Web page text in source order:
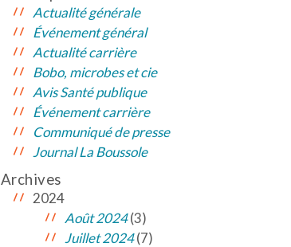
Actualité générale
Événement général
Actualité carrière
Bobo, microbes et cie
Avis Santé publique
Événement carrière
Communiqué de presse
Journal La Boussole
Archives
2024
Août 2024(3)
Juillet 2024(7)